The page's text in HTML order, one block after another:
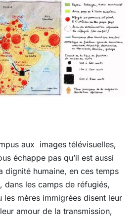
aux images télévisuelles,
échappe pas qu’il est aussi
dignité humaine, en ces temps
dans les camps de réfugiés,
les mères immigrées disent leur
amour de la transmission,